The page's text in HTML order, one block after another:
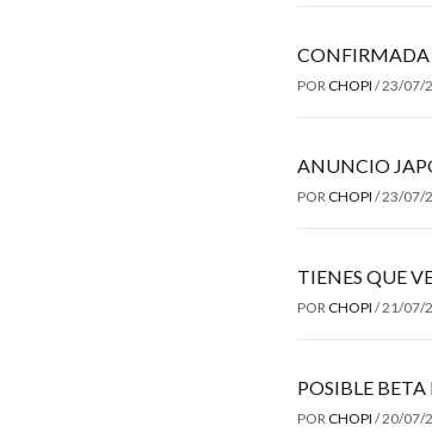
CONFIRMADA
POR CHOPI /23/07/
ANUNCIO
POR CHOPI /23/07/
TIENES QUE
POR CHOPI /21/07/
POSIBLE
POR CHOPI /20/07/